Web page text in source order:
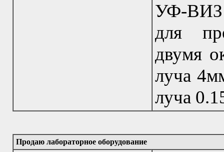
УФ-ВИЗ
для
двумя
луча
луча
Продаю лабораторное оборудование